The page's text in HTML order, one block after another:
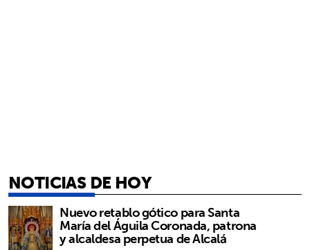
NOTICIAS DE HOY
Nuevo retablo gótico para Santa
María del Águila Coronada, patrona
y alcaldesa perpetua de Alcalá